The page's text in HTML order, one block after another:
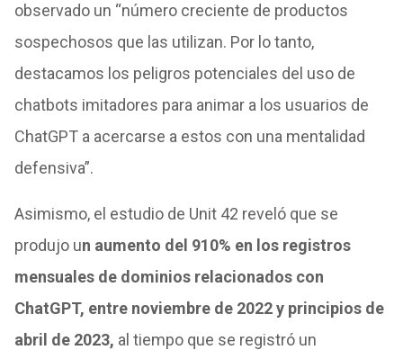
observado un “número creciente de productos
sospechosos que las utilizan. Por lo tanto,
destacamos los peligros potenciales del uso de
chatbots imitadores para animar a los usuarios de
ChatGPT a acercarse a estos con una mentalidad
defensiva”.
Asimismo, el estudio de Unit 42 reveló que se
produjo un aumento del 910% en los registros
mensuales de dominios relacionados con
ChatGPT, entre noviembre de 2022 y principios de
abril de 2023, al tiempo que se registró un